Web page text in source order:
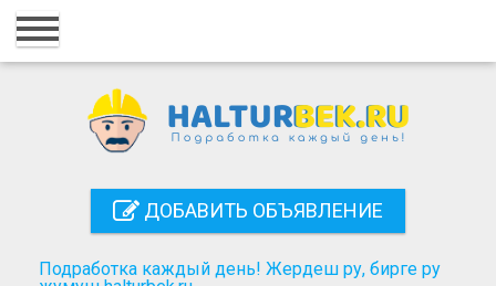
Главная
Регистрация
Поиск
ДОБАВИТЬ ОБЪЯВЛЕНИЕ
Подработка каждый день! Жердеш ру, бирге ру